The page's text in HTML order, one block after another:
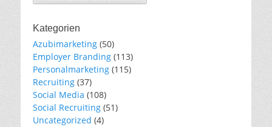
Kategorien
Azubimarketing (50)
Employer Branding (113)
Personalmarketing (115)
Recruiting (37)
Social Media (108)
Social Recruiting (51)
Uncategorized (4)